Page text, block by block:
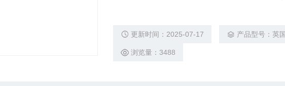
更新时间：2025-07-17 产品型号：英国
浏览量：3488